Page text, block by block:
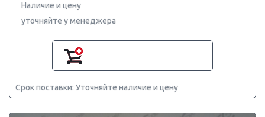
Наличие и цену
уточняйте у менеджера
Срок поставки: Уточняйте наличие и цену